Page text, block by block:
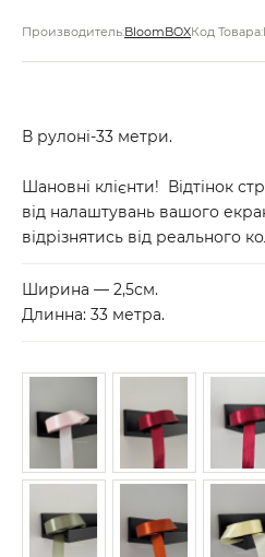
Производитель:BloomBOXКод Товара:
В рулоні-33 метри.
Шановні клієнти! Відтінок
від налаштувань вашого
відрізнятись від реального
Ширина — 2,5см.
Длинна: 33 метра.